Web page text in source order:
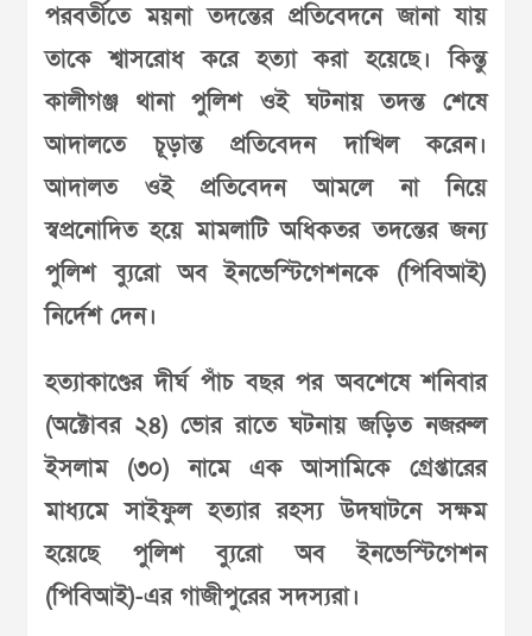
পরবর্তীতে ময়না তদন্তের প্রতিবেদনে জানা যায়
তাকে শ্বাসরোধ করে হত্যা করা হয়েছে। কিন্তু
কালীগঞ্জ থানা পুলিশ ওই ঘটনায় তদন্ত শেষে
আদালতে চূড়ান্ত প্রতিবেদন দাখিল করেন।
আদালত ওই প্রতিবেদন আমলে না নিয়ে
স্বপ্রনোদিত হয়ে মামলাটি অধিকতর তদন্তের জন্য
পুলিশ ব্যুরো অব ইনভেস্টিগেশনকে (পিবিআই)
নির্দেশ দেন।
হত্যাকাণ্ডের দীর্ঘ পাঁচ বছর পর অবশেষে শনিবার
(অক্টোবর ২৪) ভোর রাতে ঘটনায় জড়িত নজরুল
ইসলাম (৩০) নামে এক আসামিকে গ্রেপ্তারের
মাধ্যমে সাইফুল হত্যার রহস্য উদঘাটনে সক্ষম
হয়েছে পুলিশ ব্যুরো অব ইনভেস্টিগেশন
(পিবিআই)-এর গাজীপুরের সদস্যরা।